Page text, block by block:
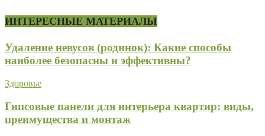
ИНТЕРЕСНЫЕ МАТЕРИАЛЫ
Удаление невусов (родинок): Какие способы
наиболее безопасны и эффективны?
Здоровье
Гипсовые панели для интерьера квартир: виды,
преимущества и монтаж